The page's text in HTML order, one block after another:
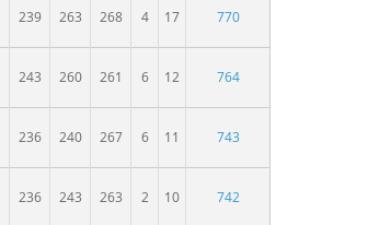
239 263 268 4 17 770
243 260 261 6 12 764
236 240 267 6 11 743
236 243 263 2 10 742